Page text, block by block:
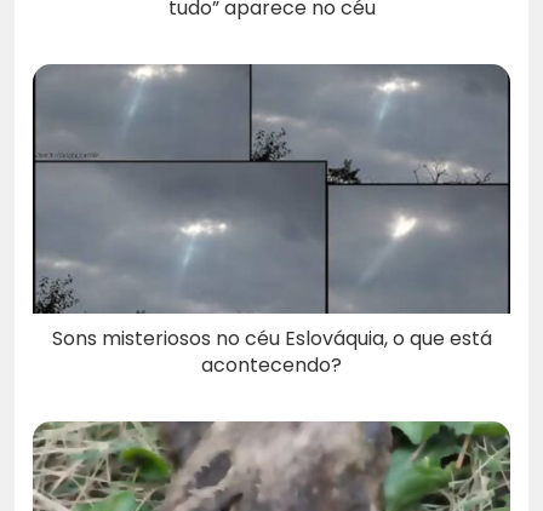
tudo” aparece no céu
Sons misteriosos no céu Eslováquia, o que está
acontecendo?